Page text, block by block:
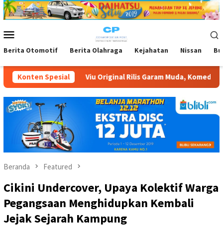
Loncat
ke
Mobile
Berita Otomotif Berita Olahraga Kejahatan Nissan
Konten Spesial
Rilis Garam Muda, Komedi Romantis Kisah Cinta Anak Muda
Beranda Featured
Cikini Undercover, Upaya Kolektif Warga
Pegangsaan Menghidupkan Kembali
Jejak Sejarah Kampung